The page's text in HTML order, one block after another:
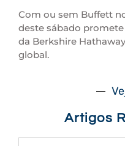
Com ou sem Buffett
deste sábado
da Berkshire
global.
Artigos